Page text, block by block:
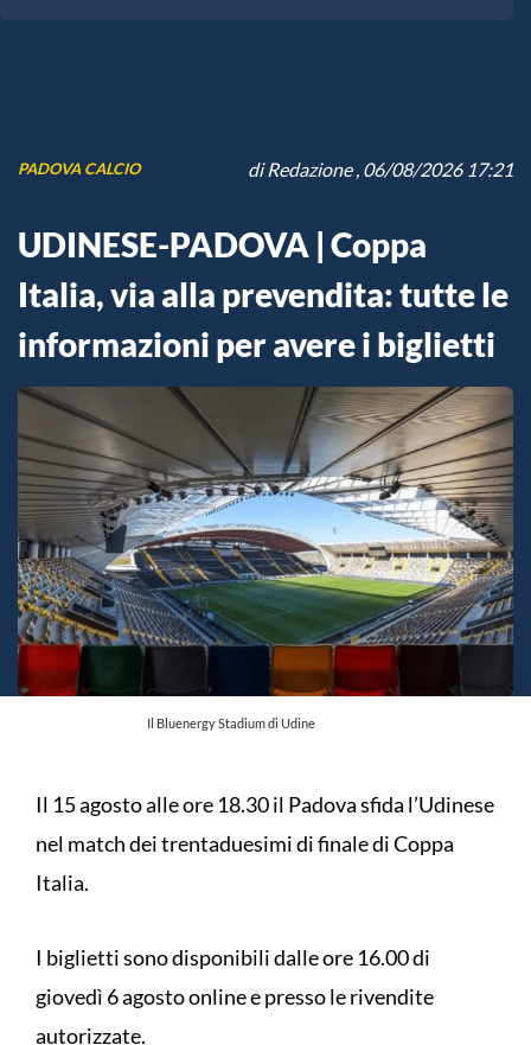
PADOVA CALCIO diRedazione, 06/08/2026 17:21
UDINESE-PADOVA | Coppa
Italia, via alla prevendita: tutte le
informazioni per avere i biglietti
Il Bluenergy Stadium di Udine
Il 15 agosto alle ore 18.30 il Padova sfida l’Udinese
nel match dei trentaduesimi di finale di Coppa
Italia.
I biglietti sono disponibili dalle ore 16.00 di
giovedì 6 agosto online e presso le rivendite
autorizzate.